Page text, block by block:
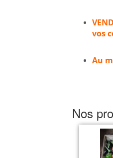
vos
Au
Nos